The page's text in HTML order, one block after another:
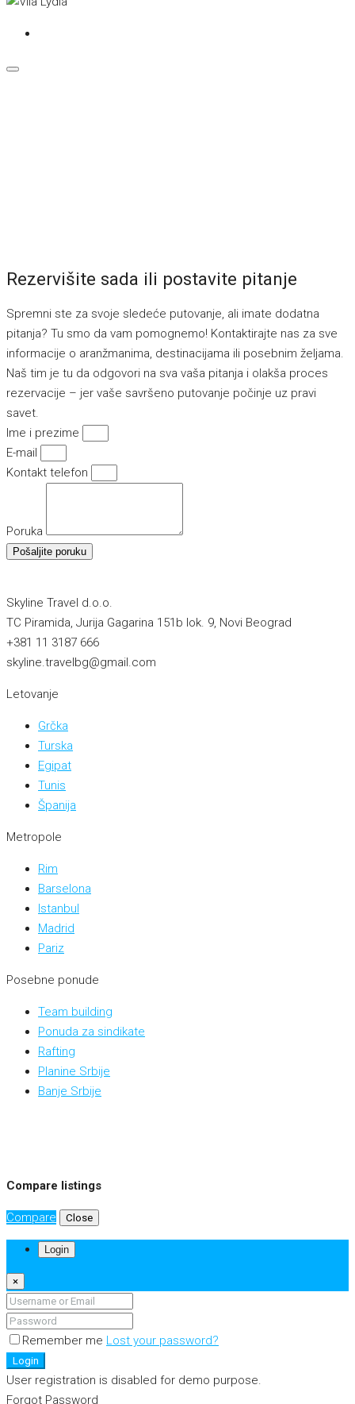
Rezervišite sada ili postavite pitanje
Spremni ste za svoje sledeće putovanje, ali imate dodatna
pitanja? Tu smo da vam pomognemo! Kontaktirajte nas za sve
informacije o aranžmanima, destinacijama ili posebnim željama.
Naš tim je tu da odgovori na sva vaša pitanja i olakša proces
rezervacije – jer vaše savršeno putovanje počinje uz pravi
savet.
Ime i prezime
E-mail
Kontakt telefon
Poruka
Pošaljite poruku
Skyline Travel d.o.o.
TC Piramida, Jurija Gagarina 151b lok. 9, Novi Beograd
+381 11 3187 666
skyline.travelbg@gmail.com
Letovanje
Grčka
Turska
Egipat
Tunis
Španija
Metropole
Rim
Barselona
Istanbul
Madrid
Pariz
Posebne ponude
Team building
Ponuda za sindikate
Rafting
Planine Srbije
Banje Srbije
Compare listings
Compare Close
Login
×
Remember me Lost your password?
Login
User registration is disabled for demo purpose.
Forgot Password